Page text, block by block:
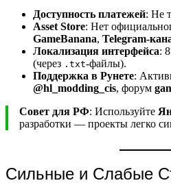
Доступность платежей: Не
Asset Store: Нет
GameBanana, Telegram-
Локализация интерфейса:
(через .txt-файлы).
Поддержка в Рунете:
@hl_modding_cis, форум
Совет для РФ: Используйте
разработки — проекты легко
Сильные и Слабые